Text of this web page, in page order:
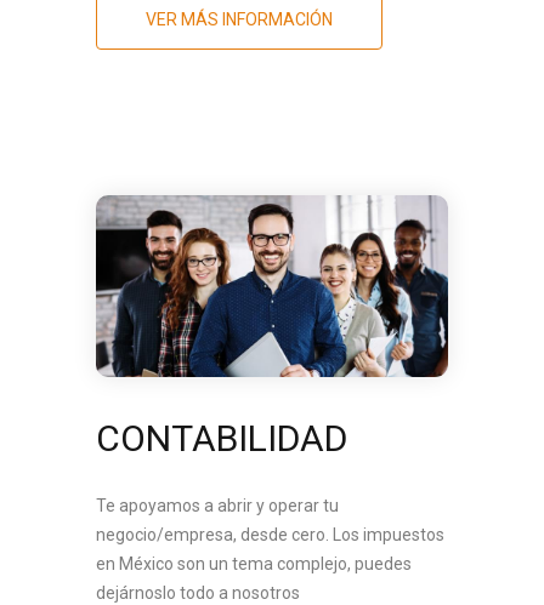
VER MÁS INFORMACIÓN
CONTABILIDAD
Te apoyamos a abrir y operar tu
negocio/empresa, desde cero. Los impuestos
en México son un tema complejo, puedes
dejárnoslo todo a nosotros